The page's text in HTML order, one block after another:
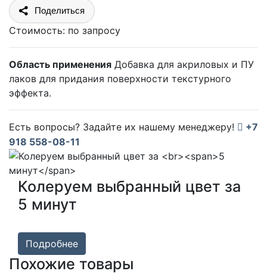
Поделиться
Стоимость: по запросу
Область применения Добавка для акриловых и ПУ
лаков для придания поверхности текстурного
эффекта.
Есть вопросы? Задайте их нашему менеджеру!
+7
918 558-08-11
Колеруем выбранный цвет за
5 минут
Подробнее
Похожие товары